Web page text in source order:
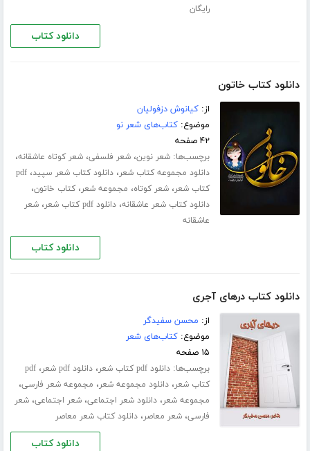
رایگان
دانلود کتاب
دانلود کتاب خاتون
از:کیانوش دزفولیان
موضوع:کتاب‌های شعر نو
۴۲ صفحه
برچسب‌ها:شعر نوین،شعر فلسفی،شعر کوتاه عاشقانه،
دانلود مجموعه کتاب شعر،دانلود کتاب شعر سپید،pdf
کتاب شعر،شعر کوتاه، مجموعه شعر،کتاب خاتون،
دانلود کتاب شعر عاشقانه،دانلود pdf کتاب شعر ،شعر
عاشقانه
دانلود کتاب
دانلود کتاب درهای آجری
از: محسن سفیدگر
موضوع:کتاب‌های شعر
۱۵ صفحه
برچسب‌ها:دانلود pdf کتاب شعر ،دانلود pdf شعر ،pdf
کتاب شعر،دانلود مجموعه شعر، مجموعه شعر فارسی،
مجموعه شعر،دانلود شعر اجتماعی،شعر اجتماعی،شعر
فارسی،شعر معاصر،دانلود کتاب شعر معاصر
دانلود کتاب